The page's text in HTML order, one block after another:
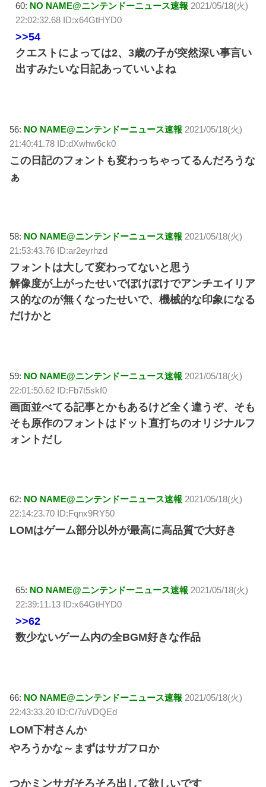
60: NO NAME@ニンテンドーニュース速報 2021/05/18(火)
22:02:32.68 ID:x64GtHYD0
>>54
クエストによっては2、3歳の子が突然深い事言い
出すみたいな日記あっていいよね
56: NO NAME@ニンテンドーニュース速報 2021/05/18(火)
21:40:41.78 ID:dXwhw6ck0
この日記のフォントも変わっちゃってるんだろうな
ぁ
58: NO NAME@ニンテンドーニュース速報 2021/05/18(火)
21:53:43.76 ID:ar2eyrhzd
フォントは大して変わってないと思う
解像度が上がったせいでぼけぼけでアンチエイリア
ス的なのが無くなったせいで、機械的な印象になる
だけかと
59: NO NAME@ニンテンドーニュース速報 2021/05/18(火)
22:01:50.62 ID:Fb7t5skf0
画面並べてる記事とかもあるけど全く違うぞ、そも
そも原作のフォントはドット直打ちのオリジナルフ
ォントだし
62: NO NAME@ニンテンドーニュース速報 2021/05/18(火)
22:14:23.70 ID:Fqnx9RY50
LOMはゲーム部分以外が最高に高品質で大好き
65: NO NAME@ニンテンドーニュース速報 2021/05/18(火)
22:39:11.13 ID:x64GtHYD0
>>62
数少ないゲーム内の全BGM好きな作品
66: NO NAME@ニンテンドーニュース速報 2021/05/18(火)
22:43:33.20 ID:C/7uVDQEd
LOM下村さんか
やろうかな～まずはサガフロか
つかミンサガそろそろ出して欲しいです